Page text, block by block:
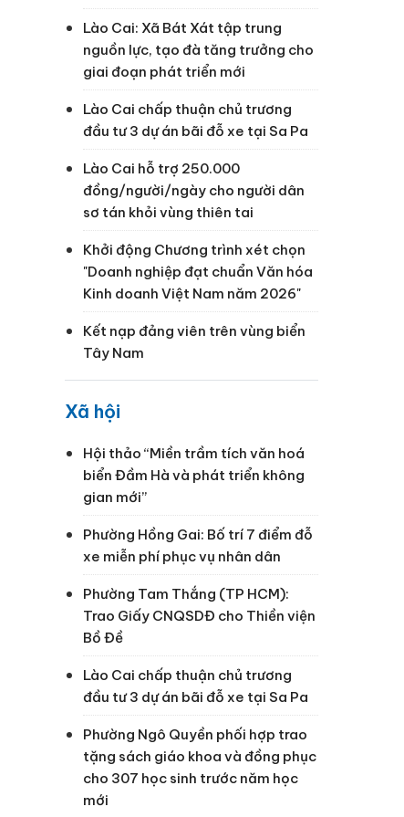
Lào Cai: Xã Bát Xát tập trung
nguồn lực, tạo đà tăng trưởng cho
giai đoạn phát triển mới
Lào Cai chấp thuận chủ trương
đầu tư 3 dự án bãi đỗ xe tại Sa Pa
Lào Cai hỗ trợ 250.000
đồng/người/ngày cho người dân
sơ tán khỏi vùng thiên tai
Khởi động Chương trình xét chọn
"Doanh nghiệp đạt chuẩn Văn hóa
Kinh doanh Việt Nam năm 2026"
Kết nạp đảng viên trên vùng biển
Tây Nam
Xã hội
Hội thảo “Miền trầm tích văn hoá
biển Đầm Hà và phát triển không
gian mới”
Phường Hồng Gai: Bố trí 7 điểm đỗ
xe miễn phí phục vụ nhân dân
Phường Tam Thắng (TP HCM):
Trao Giấy CNQSDĐ cho Thiền viện
Bồ Đề
Lào Cai chấp thuận chủ trương
đầu tư 3 dự án bãi đỗ xe tại Sa Pa
Phường Ngô Quyền phối hợp trao
tặng sách giáo khoa và đồng phục
cho 307 học sinh trước năm học
mới